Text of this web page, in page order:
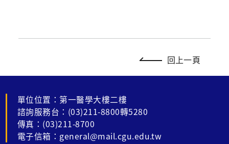
回上一頁
單位位置：第一醫學大樓二樓
諮詢服務台：(03)211-8800轉5280
傳真：(03)211-8700
電子信箱：general@mail.cgu.edu.tw